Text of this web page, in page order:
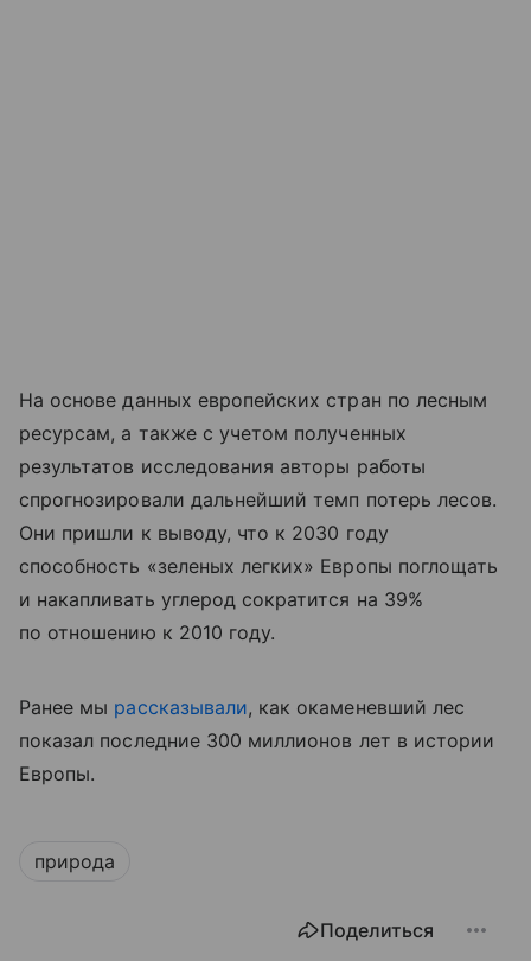
На основе данных европейских стран по лесным
ресурсам, а также с учетом полученных
результатов исследования авторы работы
спрогнозировали дальнейший темп потерь лесов.
Они пришли к выводу, что к 2030 году
способность «зеленых легких» Европы поглощать
и накапливать углерод сократится на 39%
по отношению к 2010 году.
Ранее мы рассказывали, как окаменевший лес
показал последние 300 миллионов лет в истории
Европы.
природа
Поделиться